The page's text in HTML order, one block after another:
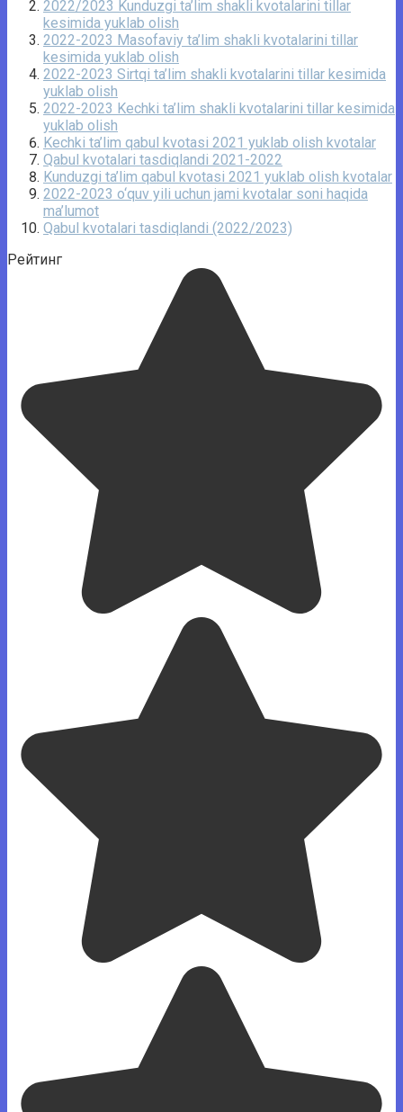
2022/2023 Kunduzgi ta’lim shakli kvotalarini tillar
kesimida yuklab olish
2022-2023 Masofaviy ta’lim shakli kvotalarini tillar
kesimida yuklab olish
2022-2023 Sirtqi ta’lim shakli kvotalarini tillar kesimida
yuklab olish
2022-2023 Kechki ta’lim shakli kvotalarini tillar kesimida
yuklab olish
Kechki ta’lim qabul kvotasi 2021 yuklab olish kvotalar
Qabul kvotalari tasdiqlandi 2021-2022
Kunduzgi ta’lim qabul kvotasi 2021 yuklab olish kvotalar
2022-2023 o‘quv yili uchun jami kvotalar soni haqida
ma’lumot
Qabul kvotalari tasdiqlandi (2022/2023)
Рейтинг